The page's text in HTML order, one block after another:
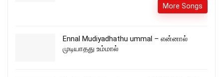
More Songs
Ennal Mudiyadhathu ummal – என்னால்
முடியாதது உம்மால்